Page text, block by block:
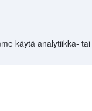
käytä analytiikka- tai